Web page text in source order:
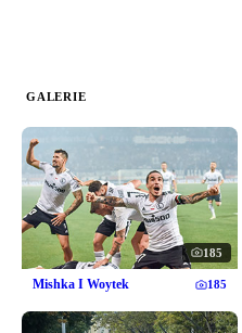
GALERIE
185
Mishka I Woytek 185